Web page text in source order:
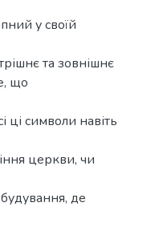
у своїй
та зовнішнє
що
символи навіть
церкви, чи
де